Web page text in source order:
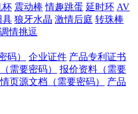
杯 震动棒 情趣跳蛋 延时环 AV
具 狼牙水晶 激情后庭 转珠棒
调情挑逗
码） 企业证件 产品专利证书
需要密码）
报价资料（需要
页源文档（需要密码）
产品